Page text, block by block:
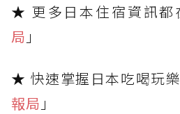
★ 更多日本住宿資訊都
局 」
★ 快速掌握日本吃喝玩
報局 」